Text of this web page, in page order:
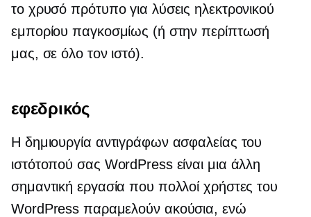
το χρυσό πρότυπο για λύσεις ηλεκτρονικού
εμπορίου παγκοσμίως (ή στην περίπτωσή
μας, σε όλο τον ιστό).
εφεδρικός
Η δημιουργία αντιγράφων ασφαλείας του
ιστότοπού σας WordPress είναι μια άλλη
σημαντική εργασία που πολλοί χρήστες του
WordPress παραμελούν ακούσια, ενώ